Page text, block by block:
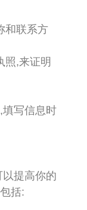
和联系方
照,来证明
写信息时
提高你的
括: